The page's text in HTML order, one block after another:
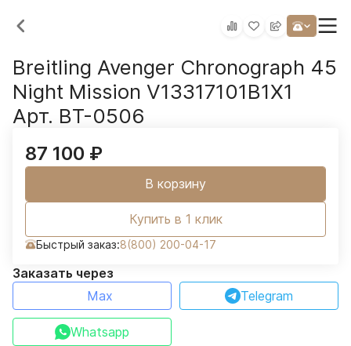
Breitling Avenger Chronograph 45
Night Mission V13317101B1X1
Арт. BT-0506
87 100 ₽
В корзину
Купить в 1 клик
Быстрый заказ:8(800) 200-04-17
Заказать через
Max
Telegram
Whatsapp